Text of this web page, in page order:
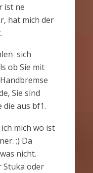
ist ne
hat mich der
sich
ob Sie mit
Sie sind
die aus bf1.
mich wo ist
;) Da
nicht.
oder